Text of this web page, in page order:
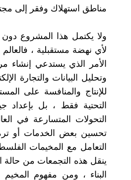
مناطق استهلاك وفقر إلى
ولا يكتمل هذا المشروع دون
لأي نهضة مستقبلية ،
الأمر الذي يستدعي إنشاء
وتحليل البيانات والتجارة
للإنتاج والمنافسة على
التحتية فقط ، بل بإعداد
التحولات المتسارعة في
تحسين بعض الخدمات أو
التعامل مع المخيمات
ينقل هذه التجمعات من حالة
البناء ، ومن مفهوم